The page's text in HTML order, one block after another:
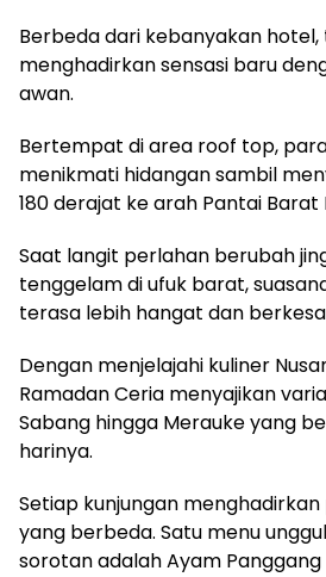
Berbeda dari kebanyakan
menghadirkan sensasi baru
awan.
Bertempat di area roof top,
menikmati hidangan sambil
180 derajat ke arah Pantai Barat
Saat langit perlahan berubah
tenggelam di ufuk barat,
terasa lebih hangat dan
Dengan menjelajahi kuliner
Ramadan Ceria menyajikan
Sabang hingga Merauke yang
harinya.
Setiap kunjungan
yang berbeda. Satu menu
sorotan adalah Ayam Panggang